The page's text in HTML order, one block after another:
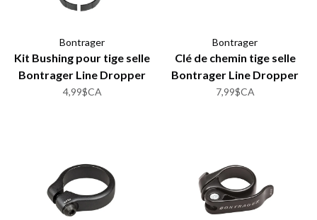
Bontrager
Kit Bushing pour tige selle
Bontrager Line Dropper
4,99$CA
Bontrager
Clé de chemin tige selle
Bontrager Line Dropper
(qt 2)
7,99$CA